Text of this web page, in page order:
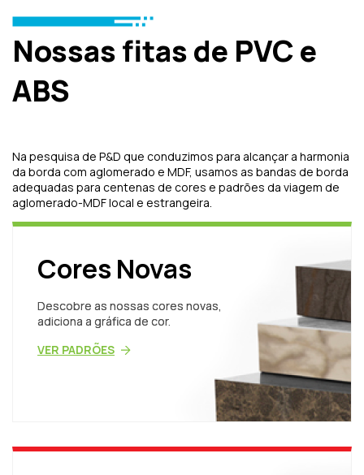
Nossas fitas de PVC e
ABS
Na pesquisa de P&D que conduzimos para alcançar a harmonia
da borda com aglomerado e MDF, usamos as bandas de borda
adequadas para centenas de cores e padrões da viagem de
aglomerado-MDF local e estrangeira.
Cores Novas
Descobre as nossas cores novas,
adiciona a gráfica de cor.
VER PADRÕES